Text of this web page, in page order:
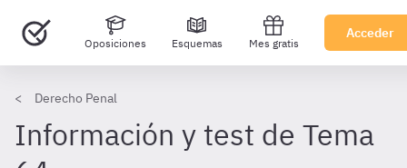
Oposiciones Esquemas Mes gratis
Acceder
Derecho Penal
Información y test de Tema